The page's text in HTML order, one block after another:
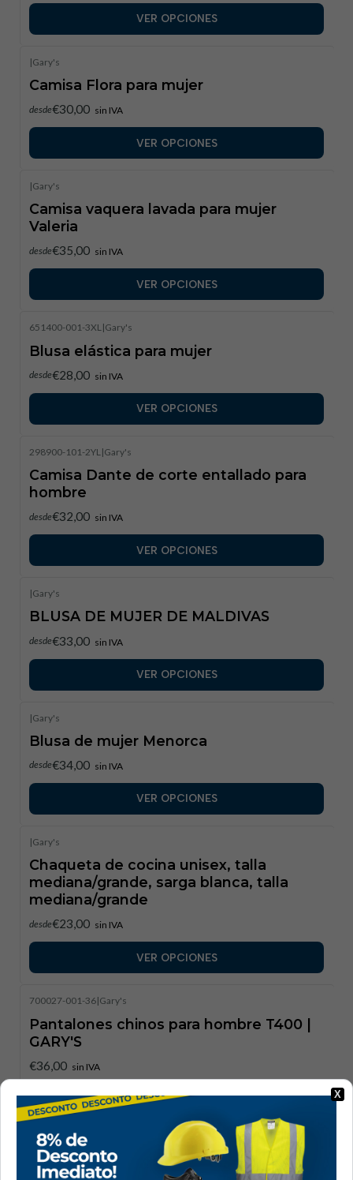
VER OPCIONES
|Gary's
Camisa Flora para mujer
desde€30,00 sin IVA
VER OPCIONES
|Gary's
Camisa vaquera lavada para mujer
Valeria
desde€35,00 sin IVA
VER OPCIONES
651400-001-3XL|Gary's
Blusa elástica para mujer
desde€28,00 sin IVA
VER OPCIONES
298900-101-2YL |Gary's
Camisa Dante de corte entallado para
hombre
desde€32,00 sin IVA
VER OPCIONES
|Gary's
BLUSA DE MUJER DE MALDIVAS
desde€33,00 sin IVA
VER OPCIONES
|Gary's
Blusa de mujer Menorca
desde€34,00 sin IVA
VER OPCIONES
|Gary's
Chaqueta de cocina unisex, talla
mediana/grande, sarga blanca, talla
mediana/grande
desde€23,00 sin IVA
VER OPCIONES
700027-001-36|Gary's
Pantalones chinos para hombre T400 |
GARY'S
€36,00 sin IVA
VER OPCIONES
700028-001-36
Pantalones chinos para mujer T400 |
X